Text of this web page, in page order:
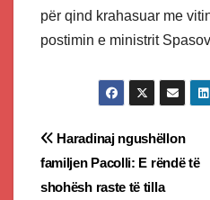
për qind krahasuar me
postimin e ministrit
Post
navigation
Haradinaj ngushëllon
familjen Pacolli: E rëndë të
shohësh raste të tilla